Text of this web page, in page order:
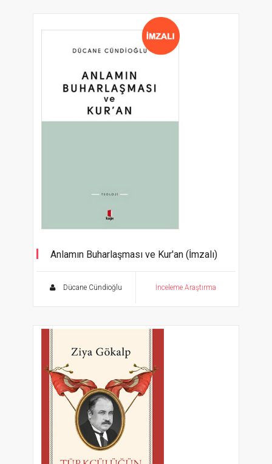
Anlamın Buharlaşması ve Kur'an (İmzalı)
Dücane Cündioğlu İnceleme Araştırma